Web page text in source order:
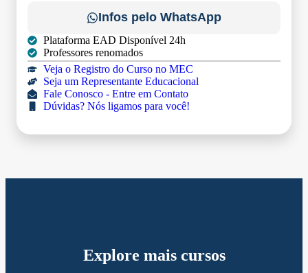
Infos pelo WhatsApp
Plataforma EAD Disponível 24h
Professores renomados
Veja o Registro do Curso no MEC
Seja um Representante Educacional
Fale Conosco - Entre em Contato
Dúvidas? Nós ligamos para você!
Explore mais cursos